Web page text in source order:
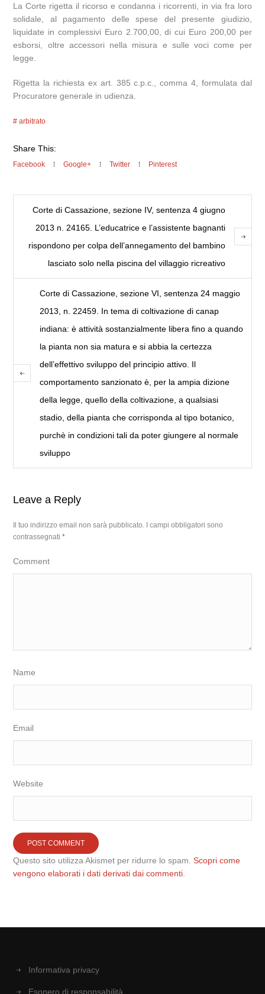
La Corte rigetta il ricorso e condanna i ricorrenti, in via fra loro
solidale, al pagamento delle spese del presente giudizio,
liquidate in complessivi Euro 2.700,00, di cui Euro 200,00 per
esborsi, oltre accessori nella misura e sulle voci come per
legge.
Rigetta la richiesta ex art. 385 c.p.c., comma 4, formulata dal
Procuratore generale in udienza.
arbitrato
Share This:
Facebook Google+ Twitter Pinterest
Corte di Cassazione, sezione IV, sentenza 4 giugno
2013 n. 24165. L’educatrice e l’assistente bagnanti
rispondono per colpa dell’annegamento del bambino
lasciato solo nella piscina del villaggio ricreativo
Corte di Cassazione, sezione VI, sentenza 24 maggio
2013, n. 22459. In tema di coltivazione di canap
indiana: è attività sostanzialmente libera fino a quando
la pianta non sia matura e si abbia la certezza
dell’effettivo sviluppo del principio attivo. Il
comportamento sanzionato è, per la ampia dizione
della legge, quello della coltivazione, a qualsiasi
stadio, della pianta che corrisponda al tipo botanico,
purchè in condizioni tali da poter giungere al normale
sviluppo
Leave a Reply
Il tuo indirizzo email non sarà pubblicato. I campi obbligatori sono
contrassegnati*
Comment
Name
Email
Website
Questo sito utilizza Akismet per ridurre lo spam.Scopri come
vengono elaborati i dati derivati dai commenti
Informativa privacy
Esonero di responsabilità